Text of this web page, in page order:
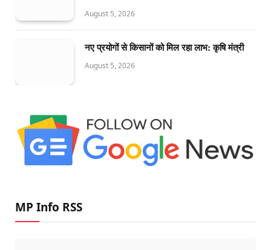
August 5, 2026
नए प्रयोगों से किसानों को मिल रहा लाभ: कृषि मंत्री
August 5, 2026
MP Info RSS